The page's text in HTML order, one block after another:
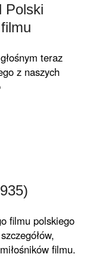
Polski
teraz
z na­szych
filmu polskiego
fil­mu.